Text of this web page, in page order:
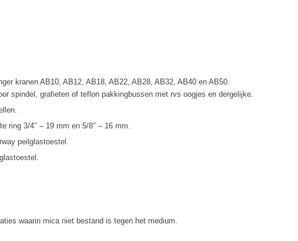
kranen AB10, AB12, AB18, AB22, AB28, AB32, AB40 en AB50.
spindel, grafieten of teflon pakkingbussen met rvs oogjes en dergelijke.
ring 3/4″ –19 mm en 5/8″ –16 mm.
peilglastoestel.
waarin mica niet bestand is tegen het medium.